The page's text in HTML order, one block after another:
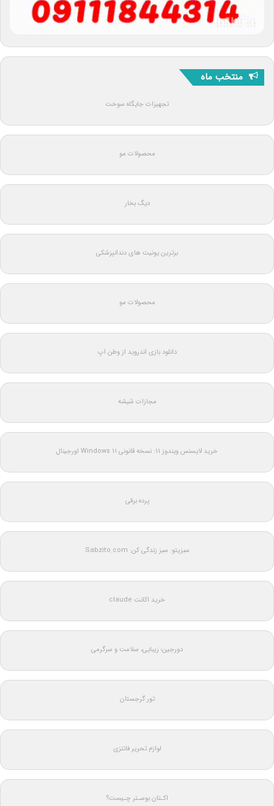
منتخب ماه
تجهیزات جایگاه سوخت
محصولات مو
دیگ بخار
برترین یونیت های دندانپزشکی
محصولات مو
دانلود بازی اندروید از وطن اپ
مجازات شیشه
خرید لایسنس ویندوز 11: نسخه قانونی Windows 11 اورجینال
پرده برقی
سبزیتو: سبز زندگی کن: Sabzito.com
خرید اکانت claude
دورجین؛ زیبایی، سلامت و سرگرمی
تور گرجستان
لوازم تحریر فانتزی
اکـتان بوسـتر چـیست؟